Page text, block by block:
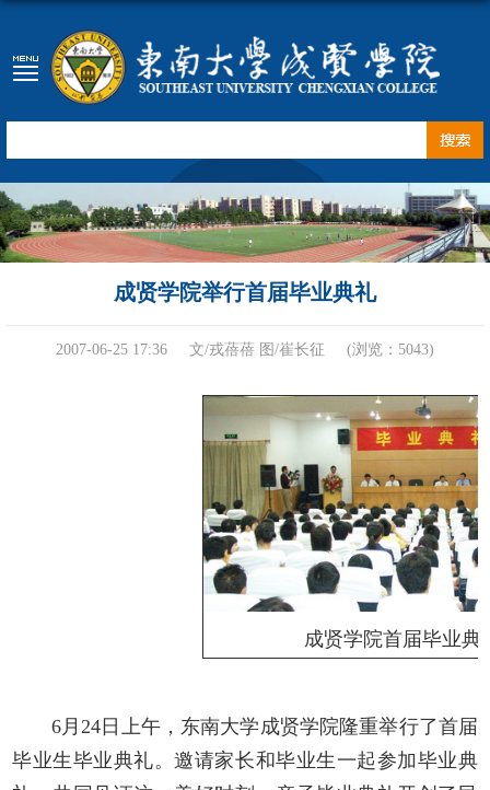
成贤学院举行首届毕业典礼
2007-06-25 17:36 文/戎蓓蓓 图/崔长征 (浏览： 5043)
成贤学院首届毕业典
6月24日上午，东南大学成贤学院隆重举行了首届
毕业生毕业典礼。邀请家长和毕业生一起参加毕业典